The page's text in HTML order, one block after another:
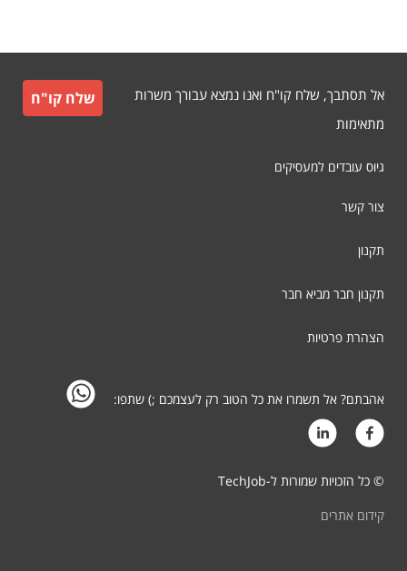
אל תסתבך, שלח קו"ח ואנו נמצא עבורך משרות
מתאימות
שלח קו"ח
גיוס עובדים למעסיקים
צור קשר
תקנון
תקנון חבר מביא חבר
הצהרת פרטיות
אהבתם? אל תשמרו את כל הטוב רק לעצמכם ;) שתפו:
© כל הזכויות שמורות ל-TechJob
קידום אתרים